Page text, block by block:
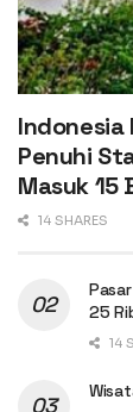
Indonesia
Penuhi
Masuk 15
14 SHARES
25
14